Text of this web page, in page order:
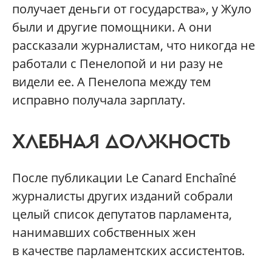
получает деньги от государства», у Жуло
были и другие помощники. А они
рассказали журналистам, что никогда не
работали с Пенелопой и ни разу не
видели ее. А Пенелопа между тем
исправно получала зарплату.
ХЛЕБНАЯ ДОЛЖНОСТЬ
После публикации Le Canard Enchaîné
журналисты других изданий собрали
целый список депутатов парламента,
нанимавших собственных жен
в качестве парламентских ассистентов.